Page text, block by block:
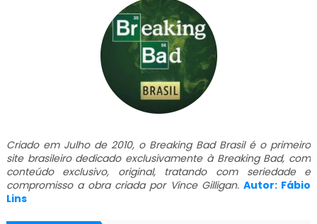
Criado em Julho de 2010, o Breaking Bad Brasil é o primeiro
site brasileiro dedicado exclusivamente à Breaking Bad, com
conteúdo exclusivo, original, tratando com seriedade e
compromisso a obra criada por Vince Gilligan. Autor: Fábio
Lins